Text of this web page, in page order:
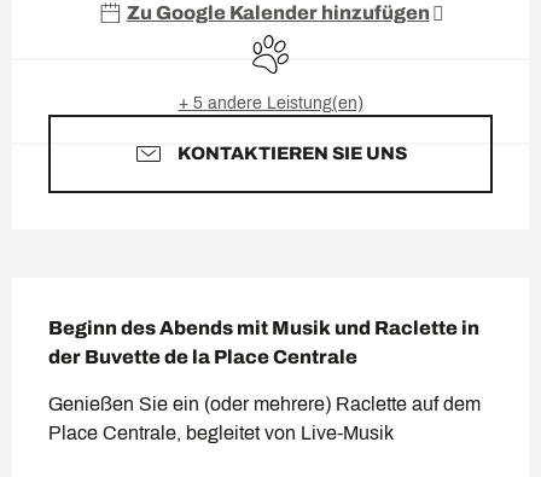
Zu Google Kalender hinzufügen
Tiere erlaubt
+ 5 andere Leistung(en)
KONTAKTIEREN SIE UNS
Beginn des Abends mit Musik und Raclette in
der Buvette de la Place Centrale
Genießen Sie ein (oder mehrere) Raclette auf dem
Place Centrale, begleitet von Live-Musik